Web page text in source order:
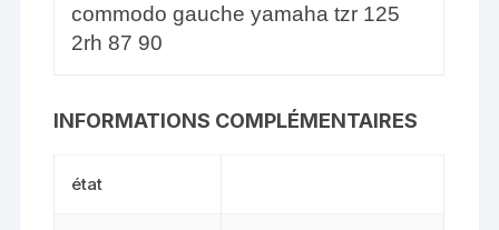
commodo gauche yamaha tzr 125
2rh 87 90
INFORMATIONS COMPLÉMENTAIRES
état